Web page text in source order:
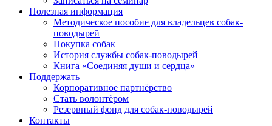
Полезная информация
Методическое пособие для владельцев собак-
поводырей
Покупка собак
История службы собак-поводырей
Книга «Соединяя души и сердца»
Поддержать
Корпоративное партнёрство
Стать волонтёром
Резервный фонд для собак-поводырей
Контакты